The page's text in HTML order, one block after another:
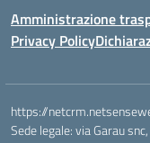
Amministrazione
Privacy Policy
https://
Sede legale: via Garau